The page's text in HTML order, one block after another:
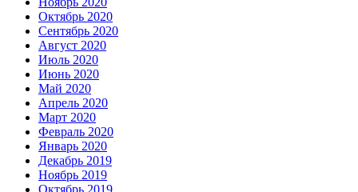
Октябрь 2020
Сентябрь 2020
Август 2020
Июль 2020
Июнь 2020
Май 2020
Апрель 2020
Март 2020
Февраль 2020
Январь 2020
Декабрь 2019
Ноябрь 2019